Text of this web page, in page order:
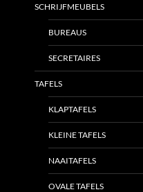
SCHRIJFMEUBELS
BUREAUS
SECRETAIRES
TAFELS
KLAPTAFELS
KLEINE TAFELS
NAAITAFELS
OVALE TAFELS